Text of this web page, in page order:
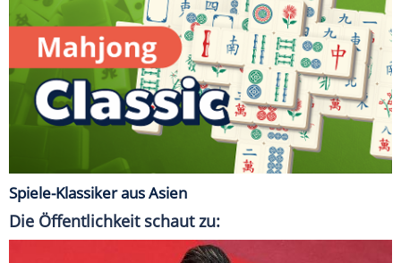
Spiele-Klassiker aus Asien
Die Öffentlichkeit schaut zu: